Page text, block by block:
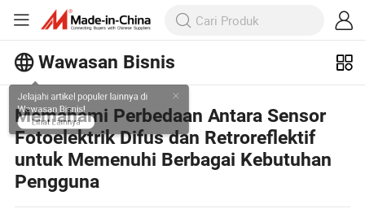
Wawasan Bisnis
Jelajahi artikel populer lainnya di
Wawasan Bisnis!
Lihat Lainnya
Memahami Perbedaan Antara Sensor
Fotoelektrik Difus dan Retroreflektif
untuk Memenuhi Berbagai Kebutuhan
Pengguna